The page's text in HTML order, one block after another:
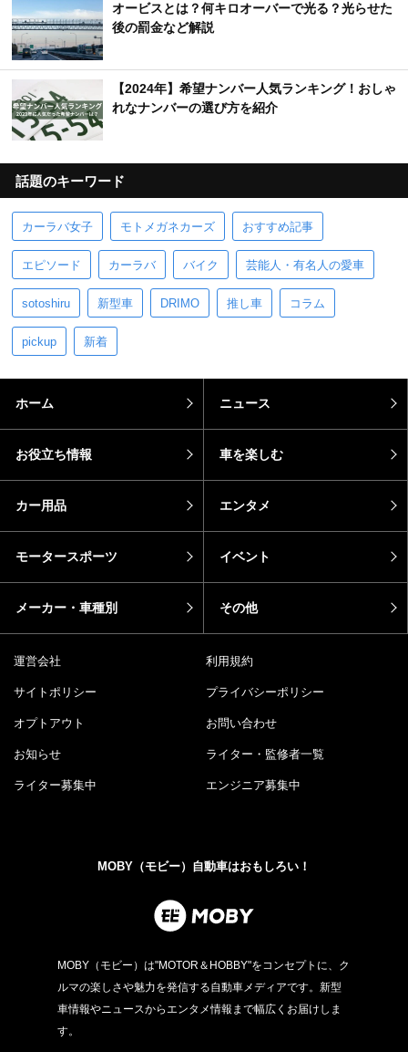
オービスとは？何キロオーバーで光る？光らせた
後の罰金など解説
【2024年】希望ナンバー人気ランキング！おしゃ
れなナンバーの選び方を紹介
話題のキーワード
カーラバ女子 モトメガネカーズ おすすめ記事
エピソード カーラバ バイク 芸能人・有名人の愛車
sotoshiru 新型車 DRIMO 推し車 コラム
pickup 新着
ホーム ニュース
お役立ち情報 車を楽しむ
カー用品 エンタメ
モータースポーツ イベント
メーカー・車種別 その他
運営会社 利用規約
サイトポリシー プライバシーポリシー
オプトアウト お問い合わせ
お知らせ ライター・監修者一覧
ライター募集中 エンジニア募集中
MOBY（モビー）自動車はおもしろい！
MOBY（モビー）は"MOTOR＆HOBBY"をコンセプトに、ク
ルマの楽しさや魅力を発信する自動車メディアです。新型
車情報やニュースからエンタメ情報まで幅広くお届けしま
す。